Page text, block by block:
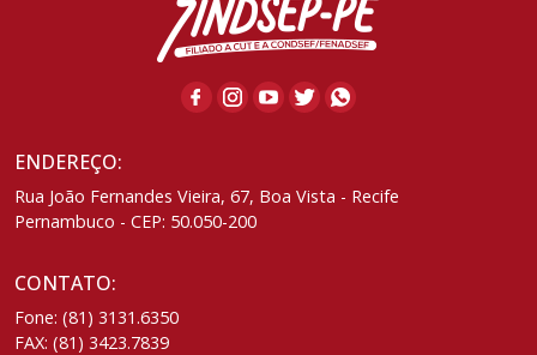
ENDEREÇO:
Rua João Fernandes Vieira, 67, Boa Vista - Recife
Pernambuco - CEP: 50.050-200
CONTATO:
Fone: (81) 3131.6350
FAX: (81) 3423.7839